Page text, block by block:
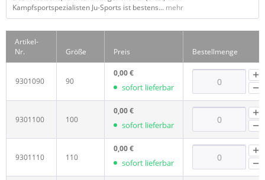
Kampfsportspezialisten Ju-Sports ist bestens... mehr
Artikel-
Nr.
Größe Preis Bestellmenge
9301090 90
0,00 €
sofort lieferbar
9301100 100
0,00 €
sofort lieferbar
9301110 110
0,00 €
sofort lieferbar